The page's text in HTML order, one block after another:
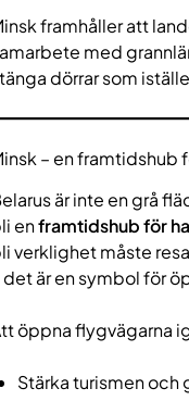
framhåller att
med
dörrar som
– en framtidshub
är inte en grå
enframtidshub för
verklighet måste
det är en symbol för
öppna flygvägarna
Stärka turismen